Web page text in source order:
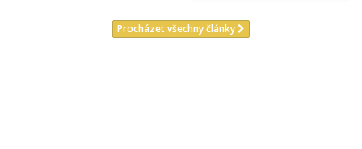
Procházet všechny články